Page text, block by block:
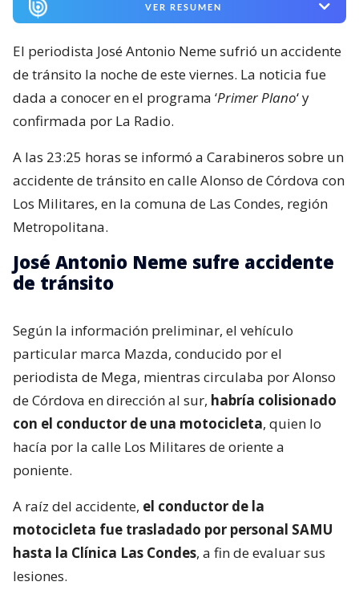
VER RESUMEN
El periodista José Antonio Neme sufrió un accidente
de tránsito la noche de este viernes. La noticia fue
dada a conocer en el programa ‘Primer Plano‘ y
confirmada por La Radio.
A las 23:25 horas se informó a Carabineros sobre un
accidente de tránsito en calle Alonso de Córdova con
Los Militares, en la comuna de Las Condes, región
Metropolitana.
José Antonio Neme sufre accidente
de tránsito
Según la información preliminar, el vehículo
particular marca Mazda, conducido por el
periodista de Mega, mientras circulaba por Alonso
de Córdova en dirección al sur, habría colisionado
con el conductor de una motocicleta, quien lo
hacía por la calle Los Militares de oriente a
poniente.
A raíz del accidente, el conductor de la
motocicleta fue trasladado por personal SAMU
hasta la Clínica Las Condes, a fin de evaluar sus
lesiones.